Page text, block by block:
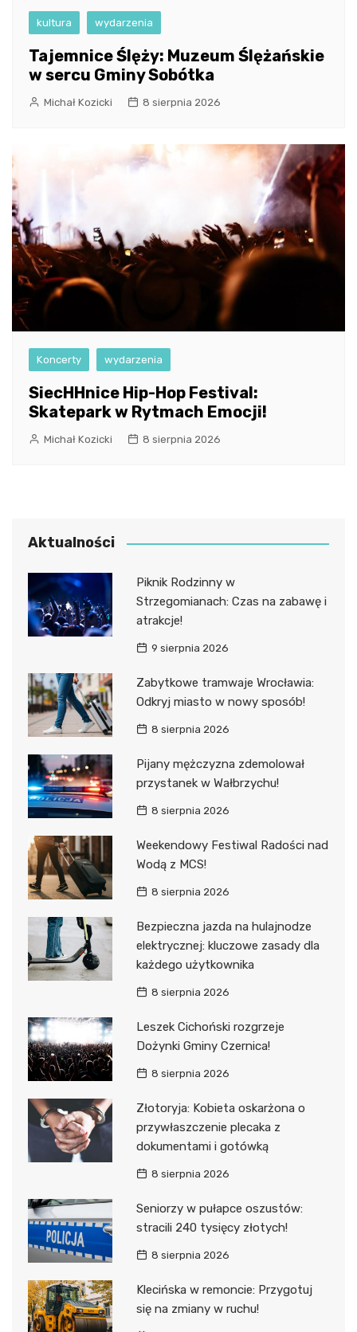
kultura wydarzenia
Tajemnice Ślęży: Muzeum Ślężańskie
w sercu Gminy Sobótka
Michał Kozicki 8 sierpnia 2026
Koncerty wydarzenia
SiecHHnice Hip-Hop Festival:
Skatepark w Rytmach Emocji!
Michał Kozicki 8 sierpnia 2026
Aktualności
Piknik Rodzinny w
Strzegomianach: Czas na zabawę i
atrakcje!
9 sierpnia 2026
Zabytkowe tramwaje Wrocławia:
Odkryj miasto w nowy sposób!
8 sierpnia 2026
Pijany mężczyzna zdemolował
przystanek w Wałbrzychu!
8 sierpnia 2026
Weekendowy Festiwal Radości nad
Wodą z MCS!
8 sierpnia 2026
Bezpieczna jazda na hulajnodze
elektrycznej: kluczowe zasady dla
każdego użytkownika
8 sierpnia 2026
Leszek Cichoński rozgrzeje
Dożynki Gminy Czernica!
8 sierpnia 2026
Złotoryja: Kobieta oskarżona o
przywłaszczenie plecaka z
dokumentami i gotówką
8 sierpnia 2026
Seniorzy w pułapce oszustów:
stracili 240 tysięcy złotych!
8 sierpnia 2026
Klecińska w remoncie: Przygotuj
się na zmiany w ruchu!